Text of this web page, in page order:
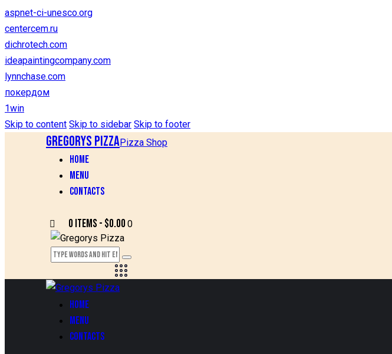
aspnet-ci-unesco.org
centercem.ru
dichrotech.com
ideapaintingcompany.com
lynnchase.com
покердом
1win
Skip to content Skip to sidebar Skip to footer
Gregorys PizzaPizza Shop
HOME
MENU
CONTACTS
0 items - $0.000
HOME
MENU
CONTACTS